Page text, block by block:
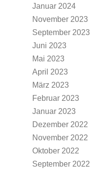
Januar 2024
November 2023
September 2023
Juni 2023
Mai 2023
April 2023
März 2023
Februar 2023
Januar 2023
Dezember 2022
November 2022
Oktober 2022
September 2022